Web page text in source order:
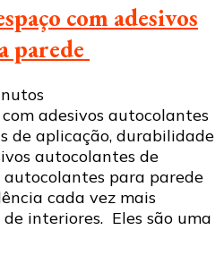
com adesivos
parede
adesivos autocolantes
de aplicação, durabilidade
autocolantes de
autocolantes para parede
cada vez mais
interiores. Eles são uma